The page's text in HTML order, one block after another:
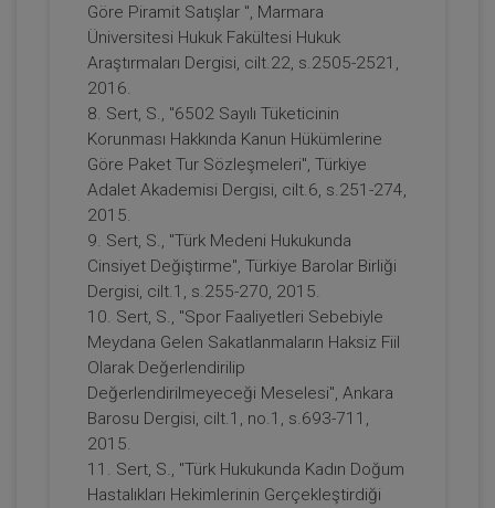
Tüketici Hukuku Enstitüsü
Tüketici Yargılaması ve Usul Hukuku
Uygulamaları - 11. Tüketici Hukuku
Kongresi - I. Oturum
360 TL Sepete Ekle
Tüketici Hukuku Enstitüsü
Göre Piramit Satışlar ", Marmara
Üniversitesi Hukuk Fakültesi Hukuk
Araştırmaları Dergisi, cilt.22, s.2505-2521,
2016.
8. Sert, S., "6502 Sayılı Tüketicinin
Korunması Hakkında Kanun Hükümlerine
Göre Paket Tur Sözleşmeleri", Türkiye
Adalet Akademisi Dergisi, cilt.6, s.251-274,
2015.
9. Sert, S., "Türk Medeni Hukukunda
Cinsiyet Değiştirme", Türkiye Barolar Birliği
Dergisi, cilt.1, s.255-270, 2015.
10. Sert, S., "Spor Faaliyetleri Sebebiyle
Meydana Gelen Sakatlanmaların Haksiz Fiil
Olarak Değerlendirilip
Değerlendirilmeyeceği Meselesi", Ankara
Barosu Dergisi, cilt.1, no.1, s.693-711,
2015.
11. Sert, S., "Türk Hukukunda Kadın Doğum
Hastalıkları Hekimlerinin Gerçekleştirdiği